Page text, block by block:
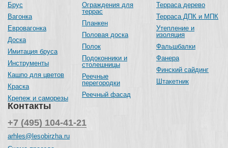
Брус
Вагонка
Евровагонка
Доска
Имитация бруса
Инструменты
Кашпо для цветов
Краска
Крепеж и саморезы
Ограждения для
террас
Планкен
Половая доска
Полок
Подоконники и
столешницы
Реечные
перегородки
Реечный фасад
Терраса дерево
Терраса ДПК и МПК
Утепление и
изоляция
Фальшбалки
Фанера
Финский сайдинг
Штакетник
Контакты
+7 (495) 104-41-21
arhles@lesobirzha.ru